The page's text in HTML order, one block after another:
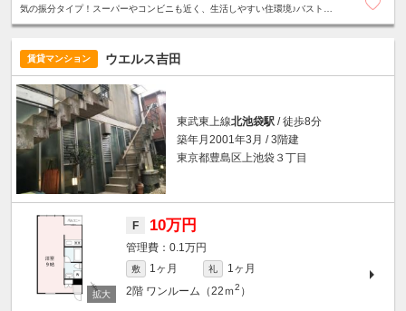
気の振分タイプ！スーパーやコンビニも近く、生活しやすい住環境♪バストイ
賃貸マンション ウエルス吉田
東武東上線北池袋駅 / 徒歩8分
築年月2001年3月 / 3階建
東京都豊島区上池袋３丁目
F 10万円
0.1万円
敷 1ヶ月 礼
1ヶ月
2階 ワンルーム（22ｍ2 ）